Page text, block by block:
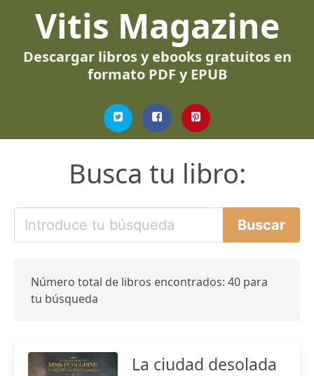
Vitis Magazine
Descargar libros y ebooks gratuitos en
formato PDF y EPUB
Busca tu libro:
Número total de libros encontrados: 40 para
tu búsqueda
La ciudad desolada